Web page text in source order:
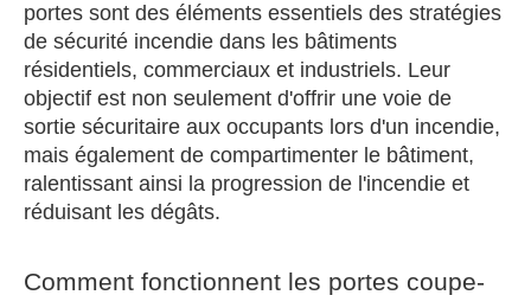
portes sont des éléments essentiels des stratégies
de sécurité incendie dans les bâtiments
résidentiels, commerciaux et industriels. Leur
objectif est non seulement d'offrir une voie de
sortie sécuritaire aux occupants lors d'un incendie,
mais également de compartimenter le bâtiment,
ralentissant ainsi la progression de l'incendie et
réduisant les dégâts.
Comment fonctionnent les portes coupe-